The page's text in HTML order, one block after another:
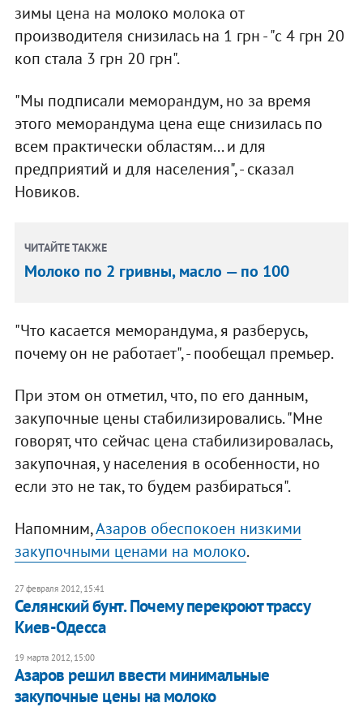
зимы цена на молоко молока от
производителя снизилась на 1 грн - "с 4 грн 20
коп стала 3 грн 20 грн".
"Мы подписали меморандум, но за время
этого меморандума цена еще снизилась по
всем практически областям... и для
предприятий и для населения", - сказал
Новиков.
ЧИТАЙТЕ ТАКЖЕ
Молоко по 2 гривны, масло — по 100
"Что касается меморандума, я разберусь,
почему он не работает", - пообещал премьер.
При этом он отметил, что, по его данным,
закупочные цены стабилизировались. "Мне
говорят, что сейчас цена стабилизировалась,
закупочная, у населения в особенности, но
если это не так, то будем разбираться".
Напомним,Азаров обеспокоен низкими
закупочными ценами на молоко.
27 февраля 2012, 15:41
Селянский бунт. Почему перекроют трассу
Киев-Одесса
19 марта 2012, 15:00
Азаров решил ввести минимальные
закупочные цены на молоко